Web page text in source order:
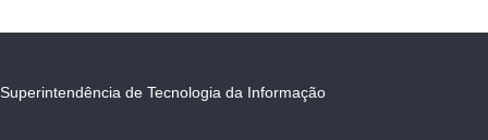
Superintendência de Tecnologia da Informação